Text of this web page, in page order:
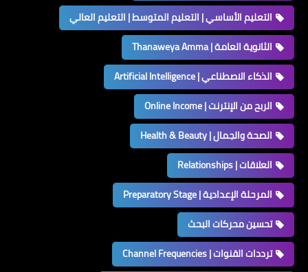
التعليم الأساسي | التعليم المتوسط | التعليم العالي
الثانوية العامة | Thanaweya Amma
الذكاء الاصطناعي | Artificial Intelligence
الربح من الإنترنت | Online Income
الصحة والجمال | Health & Beauty
العلاقات | Relationships
المرحلة الإعدادية | Preparatory Stage
تحسين محركات البحث
ترددات القنوات | Channel Frequencies